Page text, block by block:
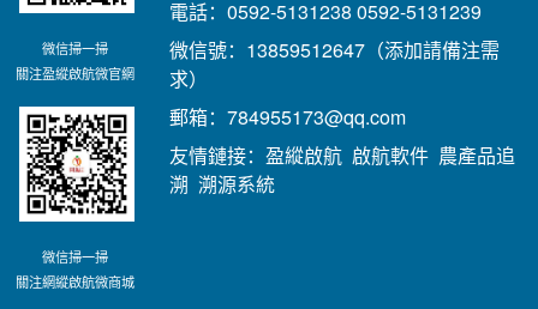
微信掃一掃
關注盈縱啟航微官網
微信掃一掃
關注網縱啟航微商城
電話：0592-5131238 0592-5131239
微信號：13859512647（添加請備注需
求）
郵箱：784955173@qq.com
友情鏈接：盈縱啟航 啟航軟件 農產品追
溯 溯源系統